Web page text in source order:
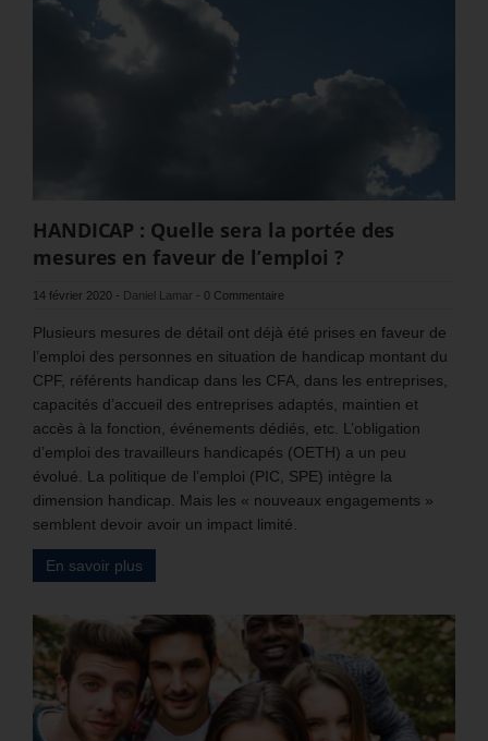
HANDICAP : Quelle sera la portée des
mesures en faveur de l’emploi ?
14 février 2020 - Daniel Lamar - 0 Commentaire
Plusieurs mesures de détail ont déjà été prises en faveur de
l’emploi des personnes en situation de handicap montant du
CPF, référents handicap dans les CFA, dans les entreprises,
capacités d’accueil des entreprises adaptés, maintien et
accès à la fonction, événements dédiés, etc. L’obligation
d’emploi des travailleurs handicapés (OETH) a un peu
évolué. La politique de l’emploi (PIC, SPE) intègre la
dimension handicap. Mais les « nouveaux engagements »
semblent devoir avoir un impact limité.
En savoir plus